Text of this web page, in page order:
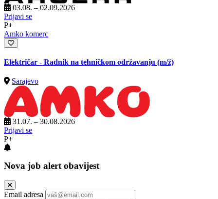
03.08. – 02.09.2026
Prijavi se
P+
Amko komerc
Električar - Radnik na tehničkom održavanju (m/ž)
Sarajevo
31.07. – 30.08.2026
Prijavi se
P+
Nova job alert obavijest
Email adresa